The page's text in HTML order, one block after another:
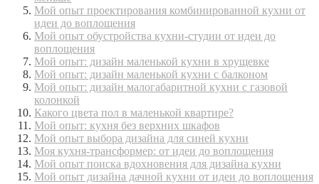
Мой опыт проектирования комбинированной кухни от
идеи до воплощения
Мой опыт обустройства кухни-студии от идеи до
воплощения
Мой опыт: дизайн маленькой кухни в хрущевке
Мой опыт: дизайн маленькой кухни с балконом
Мой опыт: дизайн малогабаритной кухни с газовой
колонкой
Какого цвета пол в маленькой квартире?
Мой опыт: кухня без верхних шкафов
Мой опыт выбора дизайна для синей кухни
Моя кухня-трансформер: от идеи до воплощения
Мой опыт поиска вдохновения для дизайна кухни
Мой опыт дизайна дачной кухни от идеи до воплощения